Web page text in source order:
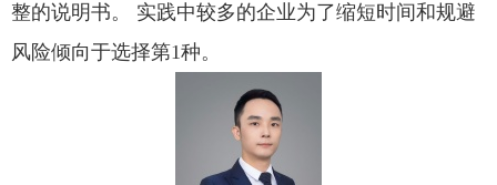
整的说明书。 实践中较多的企业为了缩短时间和规避
风险倾向于选择第1种。